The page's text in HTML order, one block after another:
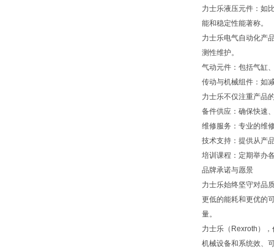
力士乐液压元件：如
能和稳定性能著称。
力士乐电气自动化产
测性维护。
气动元件：包括气缸
传动与机械组件：如
力士乐不仅注重产品
备件供应：确保快速
维修服务：专业的维
技术支持：提供从产
培训课程：定期举办
品牌承诺与愿景
力士乐始终坚守对品
更低的能耗和更优的
量。
力士乐（Rexroth）
机械设备和系统效、